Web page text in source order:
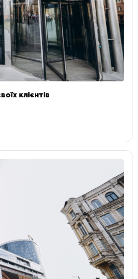
клієнтів